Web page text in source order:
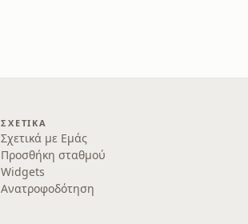
ΣΧΕΤΙΚΆ
Σχετικά με Εμάς
Προσθήκη σταθμού
Widgets
Ανατροφοδότηση